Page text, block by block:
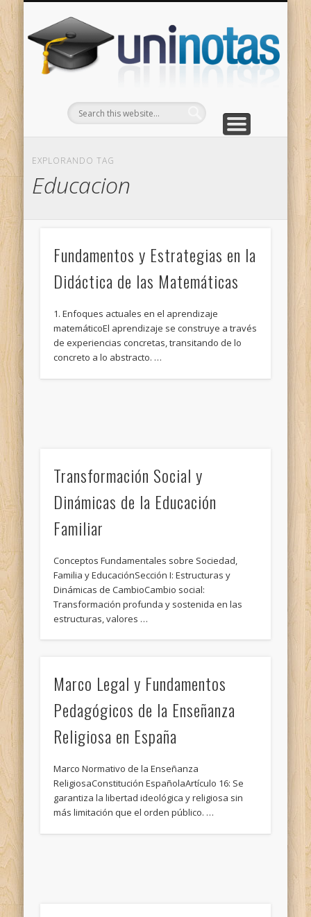
EXPLORANDO TAG
Educacion
Fundamentos y Estrategias en la
Didáctica de las Matemáticas
1. Enfoques actuales en el aprendizaje
matemáticoEl aprendizaje se construye a través
de experiencias concretas, transitando de lo
concreto a lo abstracto. …
Transformación Social y
Dinámicas de la Educación
Familiar
Conceptos Fundamentales sobre Sociedad,
Familia y EducaciónSección I: Estructuras y
Dinámicas de CambioCambio social:
Transformación profunda y sostenida en las
estructuras, valores …
Marco Legal y Fundamentos
Pedagógicos de la Enseñanza
Religiosa en España
Marco Normativo de la Enseñanza
ReligiosaConstitución EspañolaArtículo 16: Se
garantiza la libertad ideológica y religiosa sin
más limitación que el orden público. …